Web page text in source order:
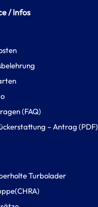
/ Infos
(FAQ)
– Antrag (PDF)
Turbolader